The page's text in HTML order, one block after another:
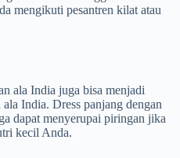
mengikuti pesantren kilat atau
ala India juga bisa menjadi
India. Dress panjang dengan
dapat menyerupai piringan jika
kecil Anda.